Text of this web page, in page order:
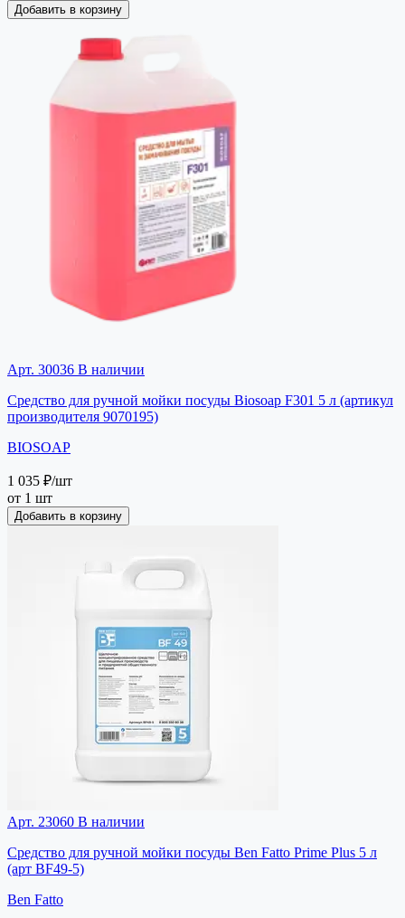
Добавить в корзину
Арт. 30036 В наличии
Средство для ручной мойки посуды Biosoap F301 5 л (артикул
производителя 9070195)
BIOSOAP
1 035 ₽/шт
от 1 шт
Добавить в корзину
Арт. 23060 В наличии
Средство для ручной мойки посуды Ben Fatto Prime Plus 5 л
(арт BF49-5)
Ben Fatto